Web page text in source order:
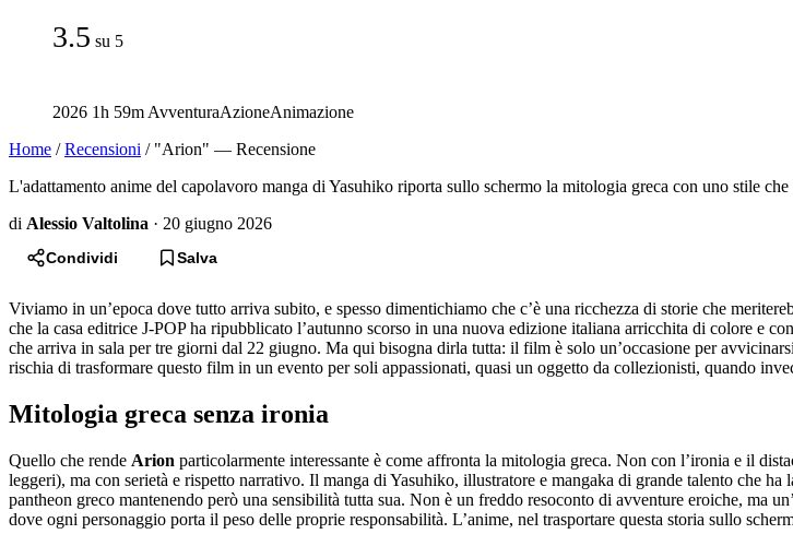
3.5 su 5
2026 1h 59mAvventuraAzioneAnimazione
Home / Recensioni / "Arion" — Recensione
L'adattamento anime del capolavoro manga di Yasuhiko riporta sullo schermo la mitologia greca con uno stile
di Alessio Valtolina · 20 giugno 2026
Condividi Salva
Viviamo in un’epoca dove tutto arriva subito, e spesso dimentichiamo che c’è una ricchezza di storie che
che la casa editrice J-POP ha ripubblicato l’autunno scorso in una nuova edizione italiana arricchita di colore e
che arriva in sala per tre giorni dal 22 giugno. Ma qui bisogna dirla tutta: il film è solo un’occasione per
rischia di trasformare questo film in un evento per soli appassionati, quasi un oggetto da collezionisti, quando
Mitologia greca senza ironia
Quello che rende Arion particolarmente interessante è come affronta la mitologia greca. Non con l’ironia e il
leggeri), ma con serietà e rispetto narrativo. Il manga di Yasuhiko, illustratore e mangaka di grande talento che
pantheon greco mantenendo però una sensibilità tutta sua. Non è un freddo resoconto di avventure eroiche, ma
dove ogni personaggio porta il peso delle proprie responsabilità. L’anime, nel trasportare questa storia sullo